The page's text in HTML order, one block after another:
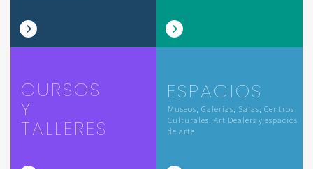
CURSOS
Y
TALLERES
ESPACIOS
Museos, Galerías, Salas, Centros
Culturales, Art Dealers y espacios
de arte